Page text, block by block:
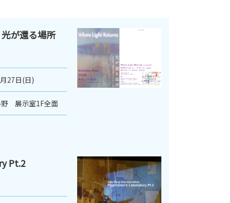
が還る場所
27日(日)
野 展示室1F全面
Pt.2